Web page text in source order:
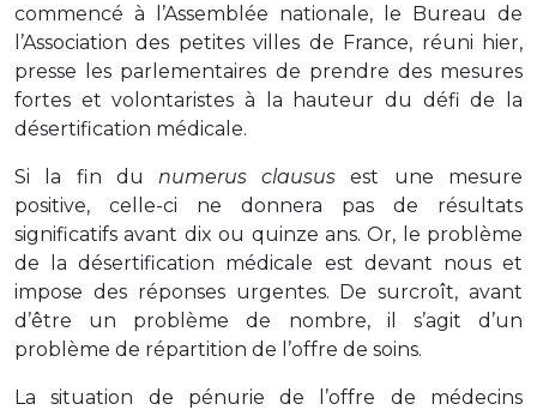
commencé à l’Assemblée nationale, le Bureau de
l’Association des petites villes de France, réuni hier,
presse les parlementaires de prendre des mesures
fortes et volontaristes à la hauteur du défi de la
désertification médicale.
Si la fin du numerus clausus est une mesure
positive, celle-ci ne donnera pas de résultats
significatifs avant dix ou quinze ans. Or, le problème
de la désertification médicale est devant nous et
impose des réponses urgentes. De surcroît, avant
d’être un problème de nombre, il s’agit d’un
problème de répartition de l’offre de soins.
La situation de pénurie de l’offre de médecins